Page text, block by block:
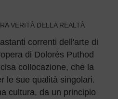
VERITÀ DELLA REALTÀ
correnti dell'arte di
di Dolorès Puthod
collocazione, che la
le sue qualità singolari.
cultura, da un principio